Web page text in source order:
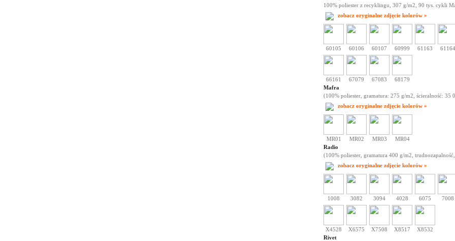
100% poliester z recyklingu, 307 g/m2, 90 tys. cykli
zobacz oryginalne zdjęcie kolorów »
60105 60106 60107 60999 61163 61164
66161 67079 67083
68179
Mafra
(100% poliester, gramatura: 275 g/m2, ścieralność: 35
zobacz oryginalne zdjęcie kolorów »
MR01 MR02 MR03
MR04
Radio
(100% poliester, gramatura 400 g/m2,
zobacz oryginalne zdjęcie kolorów »
1008 3082 3094 4028 6075 7008
X4528 X6575 X7508 X8517
X8532
Rivet